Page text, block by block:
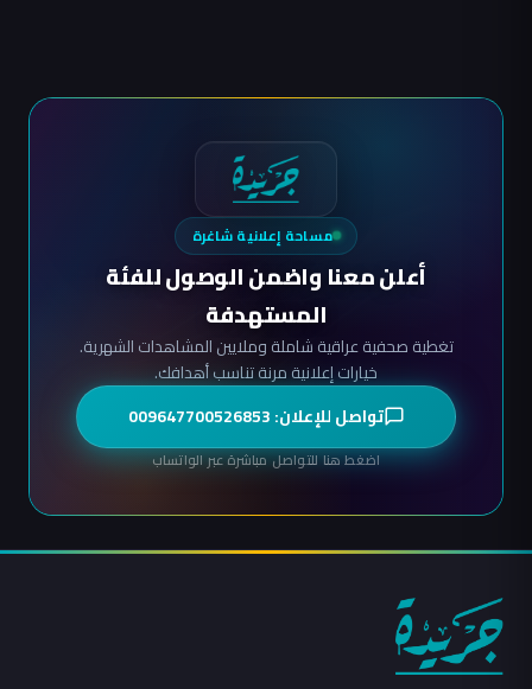
مساحة إعلانية شاغرة
أعلن معنا واضمن الوصول للفئة
المستهدفة
تغطية صحفية عراقية شاملة وملايين المشاهدات الشهرية.
خيارات إعلانية مرنة تناسب أهدافك.
تواصل للإعلان: 009647700526853
اضغط هنا للتواصل مباشرة عبر الواتساب